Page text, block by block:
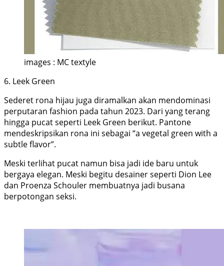
images : MC textyle
6. Leek Green
Sederet rona hijau juga diramalkan akan mendominasi
perputaran fashion pada tahun 2023. Dari yang terang
hingga pucat seperti Leek Green berikut. Pantone
mendeskripsikan rona ini sebagai “a vegetal green with a
subtle flavor”.
Meski terlihat pucat namun bisa jadi ide baru untuk
bergaya elegan. Meski begitu desainer seperti Dion Lee
dan Proenza Schouler membuatnya jadi busana
berpotongan seksi.